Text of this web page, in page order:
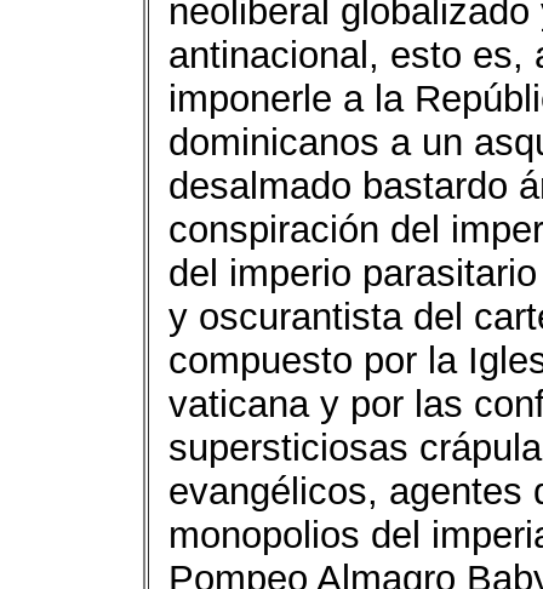
neoliberal
antinacional, esto es,
imponerle a la
dominicanos a un
desalmado bastardo
conspiración del
del imperio
y oscurantista del
compuesto por la
vaticana y por las
supersticiosas
evangélicos, agentes
monopolios del
Pompeo Almagro